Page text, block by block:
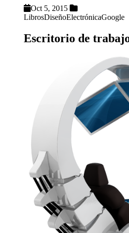
Oct 5, 2015
LibrosDiseñoElectrónicaGoogle
Escritorio de